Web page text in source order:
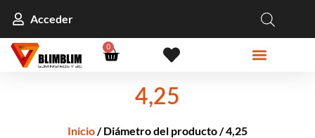
Acceder
0
4,25
Inicio/ Diámetro del producto / 4,25